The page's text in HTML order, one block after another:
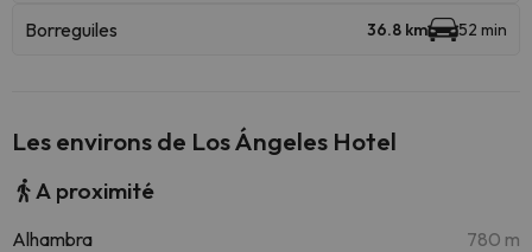
Borreguiles 36.8 km 52 min
Les environs de Los Ángeles Hotel
A proximité
Alhambra 780 m